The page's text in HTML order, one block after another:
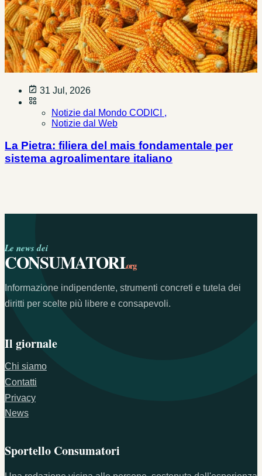
31 Jul, 2026
Notizie dal Mondo CODICI ,
Notizie dal Web
La Pietra: filiera del mais fondamentale per
sistema agroalimentare italiano
Le news dei
CONSUMATORI.org
Informazione indipendente, strumenti concreti e tutela dei
diritti per scelte più libere e consapevoli.
Il giornale
Chi siamo
Contatti
Privacy
News
Sportello Consumatori